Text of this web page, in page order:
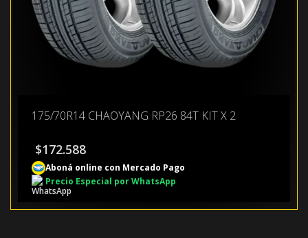
175/70R14 CHAOYANG RP26 84T KIT X 2
$172.588
Aboná online con Mercado Pago
Precio Especial por WhatsApp